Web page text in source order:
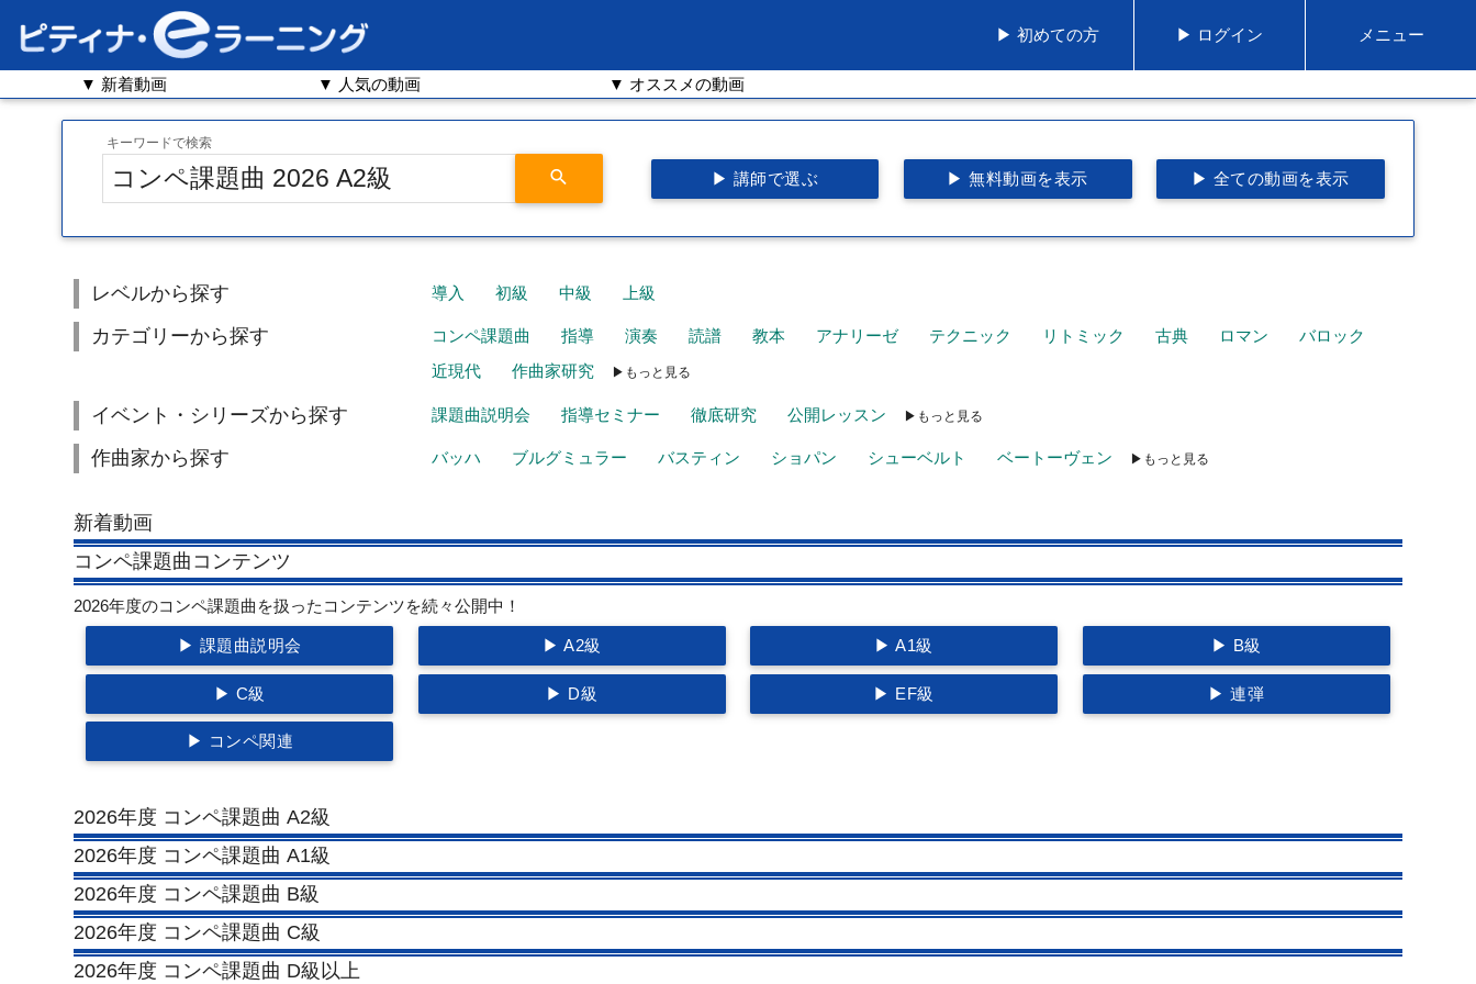
▶ 初めての方 ▶ ログイン メニュー
▼ 新着動画 ▼ 人気の動画 ▼ オススメの動画
キーワードで検索
search ▶ 講師で選ぶ ▶ 無料動画を表示 ▶ 全ての動画を表示
レベルから探す 導入 初級 中級 上級
カテゴリーから探す コンペ課題曲 指導 演奏 読譜 教本 アナリーゼ テクニック リトミック 古典 ロマン
バロック
近現代
作曲家研究 ▶もっと見る
イベント・シリーズから探す 課題曲説明会 指導セミナー 徹底研究 公開レッスン ▶もっと見る
作曲家から探す バッハ ブルグミュラー バスティン ショパン シューベルト ベートーヴェン ▶もっと見る
新着動画
コンペ課題曲コンテンツ
2026年度のコンペ課題曲を扱ったコンテンツを続々公開中！
▶ 課題曲説明会 ▶ A2級 ▶ A1級 ▶ B級
▶ C級 ▶ D級 ▶ EF級 ▶ 連弾
▶ コンペ関連
2026年度 コンペ課題曲 A2級
2026年度 コンペ課題曲 A1級
2026年度 コンペ課題曲 B級
2026年度 コンペ課題曲 C級
2026年度 コンペ課題曲 D級以上